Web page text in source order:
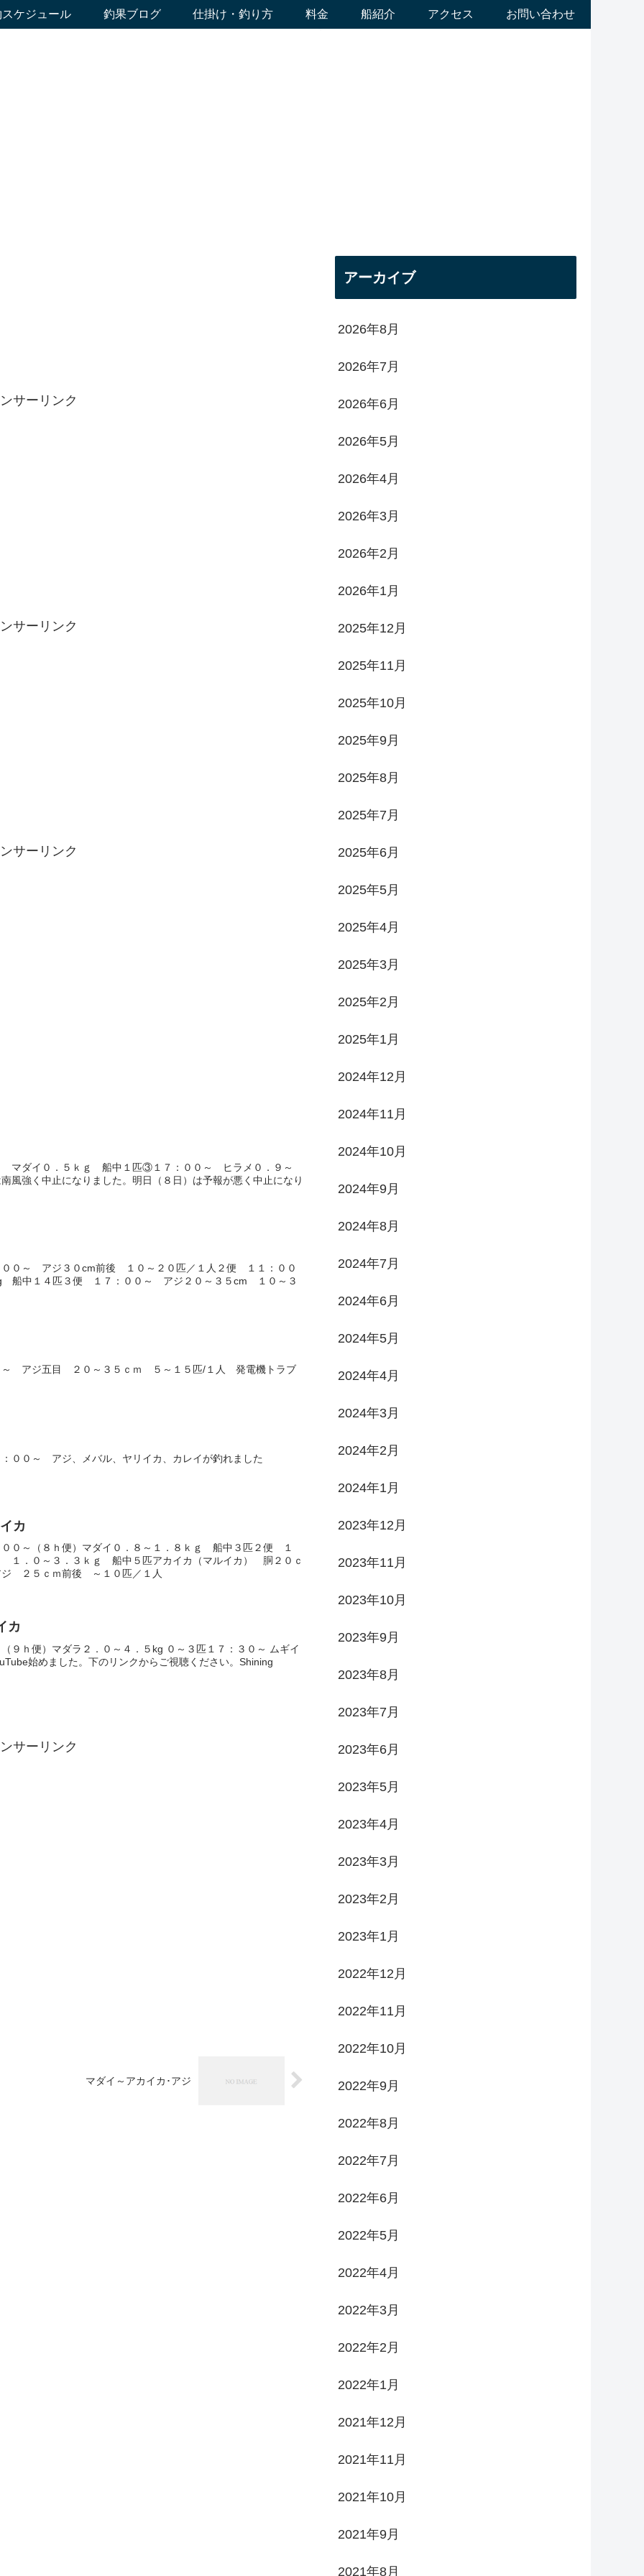
ケジュール 釣果ブログ 仕掛け・釣り方 料金 船紹介 アクセス お問い合わせ
サーリンク
サーリンク
サーリンク
マダイ０．５ｋｇ 船中１匹③１７：００～ ヒラメ０．９～
強く中止になりました。明日（８日）は予報が悪く中止になり
０～ アジ３０cm前後 １０～２０匹／１人２便 １１：００
船中１４匹３便 １７：００～ アジ２０～３５cm １０～３
～ アジ五目 ２０～３５ｃｍ ５～１５匹/１人 発電機トラブ
００～ アジ、メバル、ヤリイカ、カレイが釣れました
カ
０～（８ｈ便）マダイ０．８～１．８ｋｇ 船中３匹２便 １
１．０～３．３ｋｇ 船中５匹アカイカ（マルイカ） 胴２０ｃ
２５ｃｍ前後 ～１０匹／１人
カ
９ｈ便）マダラ２．０～４．５kg ０～３匹１７：３０～ ムギイ
始めました。下のリンクからご視聴ください。Shining
サーリンク
マダイ～アカイカ･アジ
アーカイブ
2026年8月
2026年7月
2026年6月
2026年5月
2026年4月
2026年3月
2026年2月
2026年1月
2025年12月
2025年11月
2025年10月
2025年9月
2025年8月
2025年7月
2025年6月
2025年5月
2025年4月
2025年3月
2025年2月
2025年1月
2024年12月
2024年11月
2024年10月
2024年9月
2024年8月
2024年7月
2024年6月
2024年5月
2024年4月
2024年3月
2024年2月
2024年1月
2023年12月
2023年11月
2023年10月
2023年9月
2023年8月
2023年7月
2023年6月
2023年5月
2023年4月
2023年3月
2023年2月
2023年1月
2022年12月
2022年11月
2022年10月
2022年9月
2022年8月
2022年7月
2022年6月
2022年5月
2022年4月
2022年3月
2022年2月
2022年1月
2021年12月
2021年11月
2021年10月
2021年9月
2021年8月